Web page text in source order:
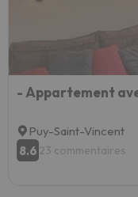
- Appartement
Puy-Saint-Vincent
8.6 23 commentaires